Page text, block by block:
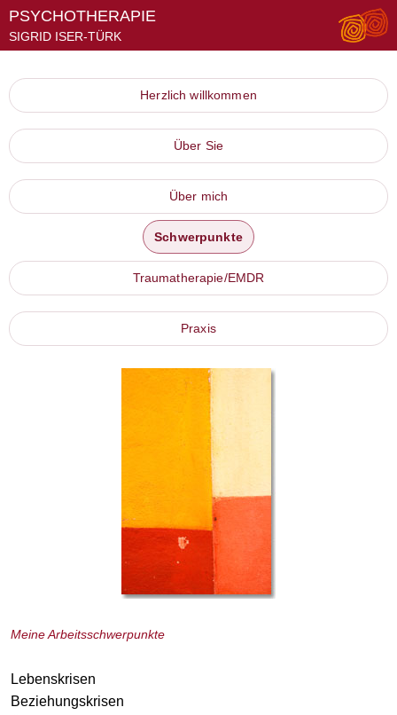
PSYCHOTHERAPIE
SIGRID ISER-TÜRK
Herzlich willkommen
Über Sie
Über mich
Schwerpunkte
Traumatherapie/EMDR
Praxis
Meine Arbeitsschwerpunkte
Lebenskrisen
Beziehungskrisen